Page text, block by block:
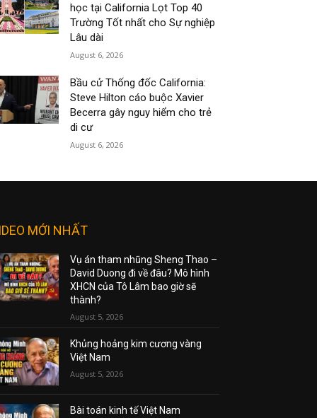
học tại California Lọt Top 40
Trường Tốt nhất cho Sự nghiệp
Lâu dài
August 6, 2026
Bầu cử Thống đốc California:
Steve Hilton cáo buộc Xavier
Becerra gây nguy hiểm cho trẻ
di cư
August 6, 2026
MỚI NHẤT
Vụ án tham nhũng Sheng Thao –
David Duong đi về đâu? Mô hình
XHCN của Tô Lâm bao giờ sẽ
thành?
August 5, 2026
Khủng hoảng kim cương vàng
Việt Nam
August 5, 2026
Bài toán kinh tế Việt Nam